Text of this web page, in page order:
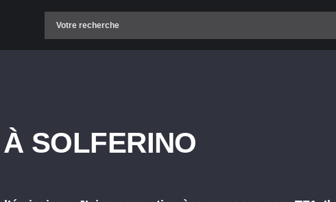
SOLFERINO